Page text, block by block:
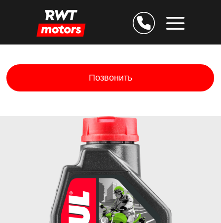
Дарим скидку 25% за
подтверждение E-mail
Остаёмся на связи
Позвонить